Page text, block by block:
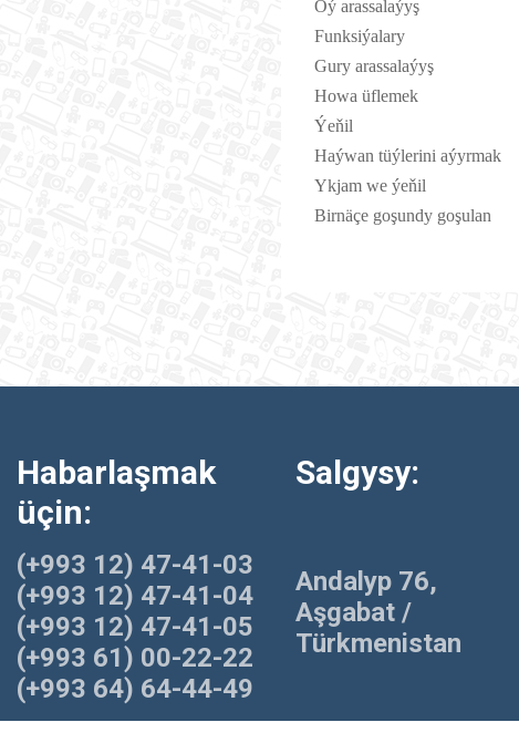
Öý arassalaýyş
Funksiýalary
Gury arassalaýyş
Howa üflemek
Ýeňil
Haýwan tüýlerini aýyrmak
Ykjam we ýeňil
Birnäçe goşundy goşulan
Habarlaşmak
üçin:
(+993 12) 47-41-03
(+993 12) 47-41-04
(+993 12) 47-41-05
(+993 61) 00-22-22
(+993 64) 64-44-49
Salgysy:
Andalyp 76,
Aşgabat /
Türkmenistan